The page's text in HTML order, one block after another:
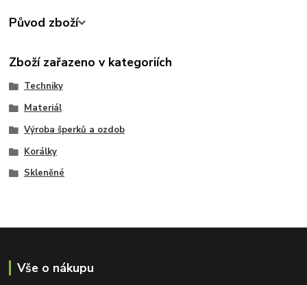
Původ zboží
Zboží zařazeno v kategoriích
Techniky
Materiál
Výroba šperků a ozdob
Korálky
Skleněné
Vše o nákupu